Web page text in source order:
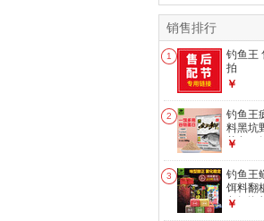
销售排行
1
钓鱼王
拍
￥
2
钓鱼王
料黑坑
草鱼一
代300g
￥
3
钓鱼王
饵料翻
鱼饵海
￥